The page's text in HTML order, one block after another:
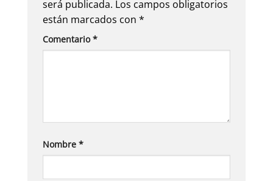
será publicada. Los campos obligatorios
están marcados con *
Comentario*
Nombre *